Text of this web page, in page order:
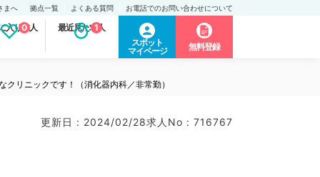
まへ 拠点一覧 よくある質問 お電話でのお問い合わせについて
入り求人
0 最近見た求人
1
スポット
マイページ
無料登録
リニックです！（消化器内科／非常勤）
更新日 : 2024/02/28求人No : 716767